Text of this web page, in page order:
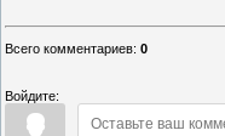
Всего комментариев: 0
Войдите: